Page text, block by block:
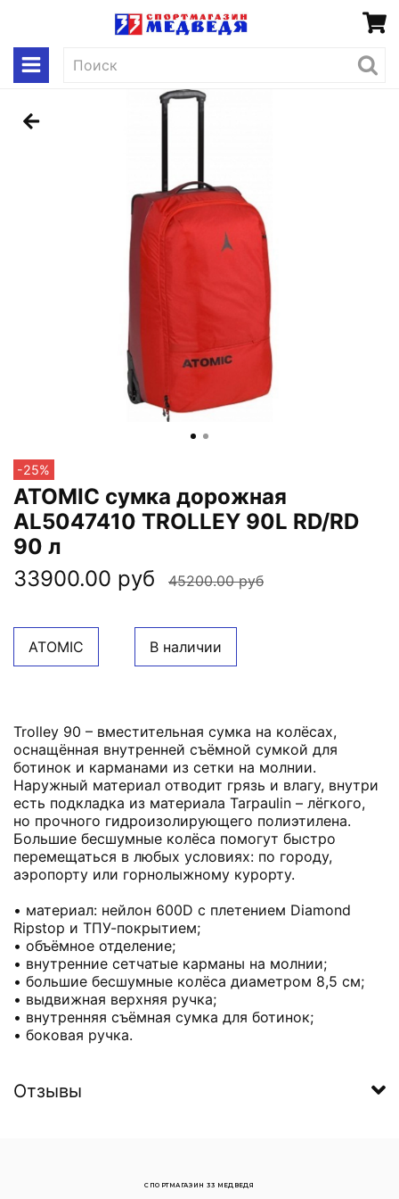
-25%
ATOMIC сумка дорожная
AL5047410 TROLLEY 90L RD/RD
90 л
33900.00 руб
45200.00 руб
ATOMIC В наличии
Trolley 90 – вместительная сумка на колёсах,
оснащённая внутренней съёмной сумкой для
ботинок и карманами из сетки на молнии.
Наружный материал отводит грязь и влагу, внутри
есть подкладка из материала Tarpaulin – лёгкого,
но прочного гидроизолирующего полиэтилена.
Большие бесшумные колёса помогут быстро
перемещаться в любых условиях: по городу,
аэропорту или горнолыжному курорту.
• материал: нейлон 600D с плетением Diamond
Ripstop и ТПУ-покрытием;
• объёмное отделение;
• внутренние сетчатые карманы на молнии;
• большие бесшумные колёса диаметром 8,5 см;
• выдвижная верхняя ручка;
• внутренняя съёмная сумка для ботинок;
• боковая ручка.
Отзывы
СПОРТМАГАЗИН 33 МЕДВЕДЯ